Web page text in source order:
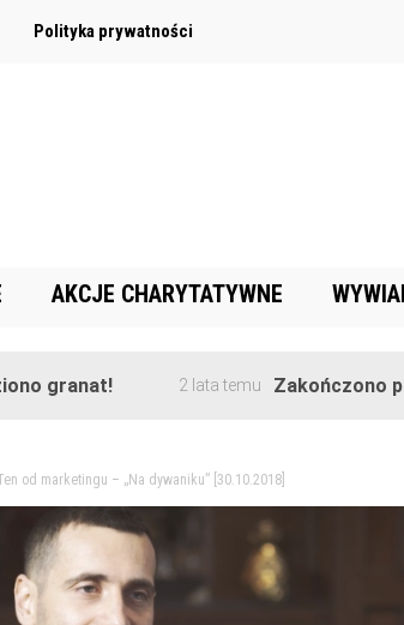
Polityka prywatności
AKCJE CHARYTATYWNE
2 lata temu Zakończono
od marketingu – „Na dywaniku” [30.10.2018]